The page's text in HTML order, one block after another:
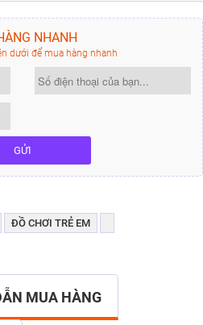
NHANH
dưới để mua hàng nhanh
GỬI
ĐỒ CHƠI TRẺ EM
MUA HÀNG